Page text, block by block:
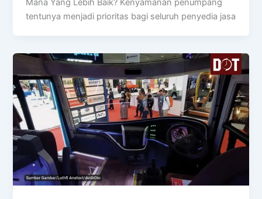
tentunya menjadi prioritas bagi seluruh penyedia jasa